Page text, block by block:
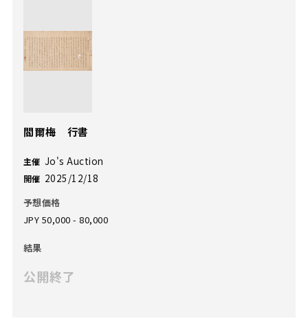
閻爾梅 行書
主催 Jo's Auction
開催 2025/12/18
予想価格
JPY 50,000 - 80,000
結果
公開終了